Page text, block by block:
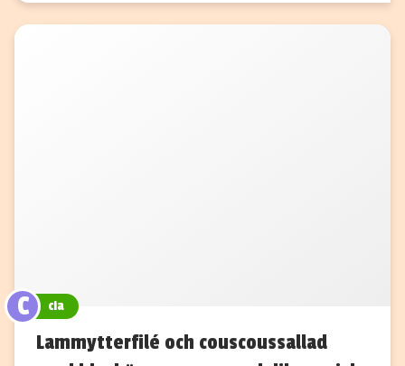
C cia
Lammytterfilé och couscoussallad